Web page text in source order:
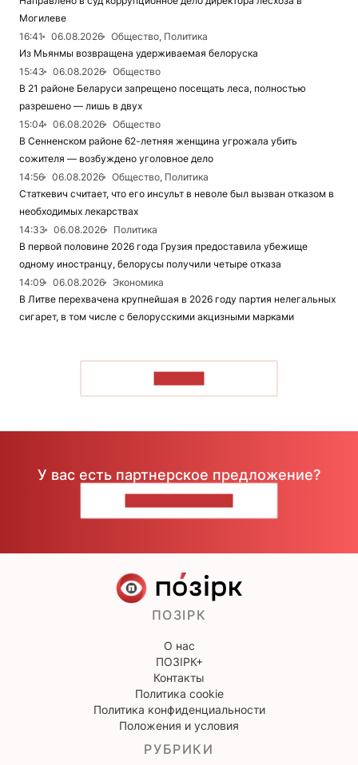
Могилеве
16:41
06.08.2026
Общество, Политика
Из Мьянмы возвращена удерживаемая белоруска
15:43
06.08.2026
Общество
В 21 районе Беларуси запрещено посещать леса, полностью
разрешено — лишь в двух
15:04
06.08.2026
Общество
В Сенненском районе 62-летняя женщина угрожала убить
сожителя — возбуждено уголовное дело
14:56
06.08.2026
Общество, Политика
Статкевич считает, что его инсульт в неволе был вызван отказом в
необходимых лекарствах
14:33
06.08.2026
Политика
В первой половине 2026 года Грузия предоставила убежище
одному иностранцу, белорусы получили четыре отказа
14:09
06.08.2026
Экономика
В Литве перехвачена крупнейшая в 2026 году партия нелегальных
сигарет, в том числе с белорусскими акцизными марками
У вас есть партнерское предложение?
ПОЗІРК
О нас
ПОЗІРК+
Контакты
Политика cookie
Политика конфиденциальности
Положения и условия
РУБРИКИ